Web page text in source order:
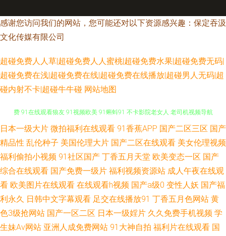
感谢您访问我们的网站，您可能还对以下资源感兴趣：保定吞汲
文化传媒有限公司
超碰免费人人草|超碰免费人人蜜桃|超碰免费水果|超碰免费无码|
超碰免费在浅|超碰免费在线|超碰免费在线播放|超碰男人无码|超
碰内射不卡|超碰牛牛碰 网站地图
国产主播福利av 久久午夜国产精 91在线资源网 九9久久婷婷 国产情侣AV免
费 91在线观看狼友 91视频欧美 91蝌蚪91 不卡影院老女人 老司机视频导航
碰在线公开 先锋五月婷婷 国产91夫妻 深夜福利91 91人妻超碰 岛国高清在
线观看 日本www91 91探花在线观看按摩 最新国产91视频最 东方av免费观
日本一级大片 微拍福利在线观看 91香蕉APP 国产二区三区 国产
精品性 乱伦种子 美国伦理大片 国产二区在线观看 美女伦理视频
福利偷拍小视频 91社区国产 丁香五月天堂 欧美变态一区 国产
综合在线观看 国产免费一级片 福利视频资源站 成人午夜在线观
看 欧美图片在线观看 在线观看h视频 国产a级0 变性人妖 国产福
利永久 日韩中文字幕观看 足交在线播放91 丁香五月色网站 黄
色3级抢网站 国产一区二区 日本一级婬片 久久免费手机视频 学
生妹Av网站 亚洲人成免费网站 91大神自拍 福利片在线观看 国